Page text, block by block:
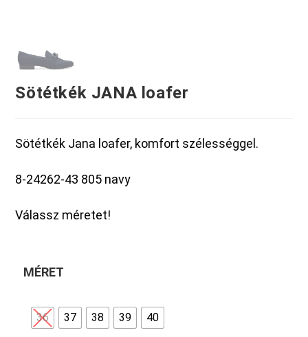
Sötétkék JANA loafer
Sötétkék Jana loafer, komfort szélességgel.
8-24262-43 805 navy
Válassz méretet!
MÉRET
36 37 38 39 40